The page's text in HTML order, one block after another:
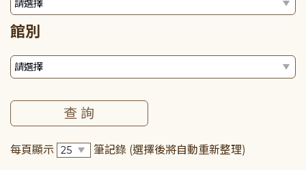
館別
每頁顯示 筆記錄 (選擇後將自動重新整理)